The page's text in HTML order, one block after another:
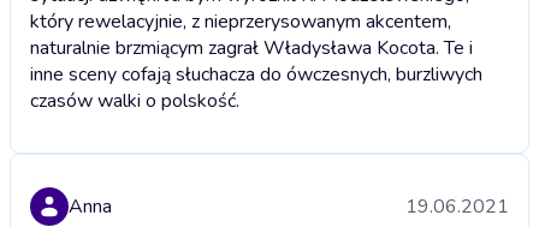
który rewelacyjnie, z nieprzerysowanym akcentem,
naturalnie brzmiącym zagrał Władysława Kocota. Te i
inne sceny cofają słuchacza do ówczesnych, burzliwych
czasów walki o polskość.
Anna 19.06.2021